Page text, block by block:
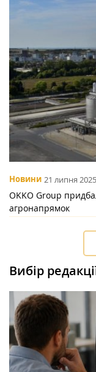
Новини 21 липня 2025
OKKO Group
агронапрямок
Вибір